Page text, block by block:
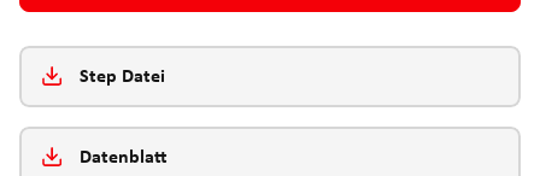
Step Datei
Datenblatt